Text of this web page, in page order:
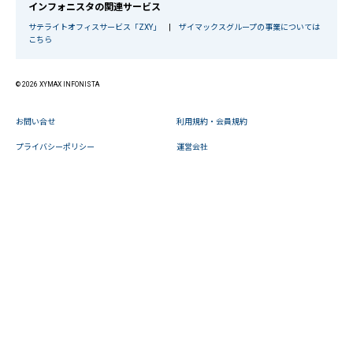
インフォニスタの関連サービス
サテライトオフィスサービス「ZXY」
ザイマックスグループの事業については
こちら
© 2026 XYMAX INFONISTA
お問い合せ 利用規約・会員規約
プライバシーポリシー 運営会社